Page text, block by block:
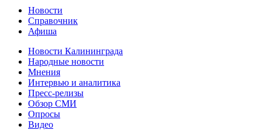
Новости
Справочник
Афиша
Новости Калининграда
Народные новости
Мнения
Интервью и аналитика
Пресс-релизы
Обзор СМИ
Опросы
Видео